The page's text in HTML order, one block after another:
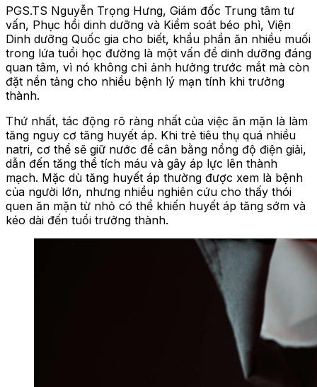
PGS.TS Nguyễn Trọng Hưng, Giám đốc Trung tâm tư
vấn, Phục hồi dinh dưỡng và Kiểm soát béo phì, Viện
Dinh dưỡng Quốc gia cho biết, khẩu phần ăn nhiều muối
trong lứa tuổi học đường là một vấn đề dinh dưỡng đáng
quan tâm, vì nó không chỉ ảnh hưởng trước mắt mà còn
đặt nền tảng cho nhiều bệnh lý mạn tính khi trưởng
thành.
Thứ nhất, tác động rõ ràng nhất của việc ăn mặn là làm
tăng nguy cơ tăng huyết áp. Khi trẻ tiêu thụ quá nhiều
natri, cơ thể sẽ giữ nước để cân bằng nồng độ điện giải,
dẫn đến tăng thể tích máu và gây áp lực lên thành
mạch. Mặc dù tăng huyết áp thường được xem là bệnh
của người lớn, nhưng nhiều nghiên cứu cho thấy thói
quen ăn mặn từ nhỏ có thể khiến huyết áp tăng sớm và
kéo dài đến tuổi trưởng thành.